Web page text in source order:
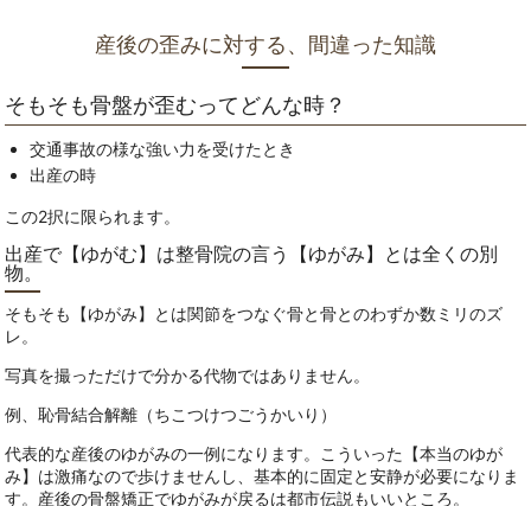
産後の歪みに対する、間違った知識
そもそも骨盤が歪むってどんな時？
交通事故の様な強い力を受けたとき
出産の時
この2択に限られます。
出産で【ゆがむ】は整骨院の言う【ゆがみ】とは全くの別
物。
そもそも【ゆがみ】とは関節をつなぐ骨と骨とのわずか数ミリのズ
レ。
写真を撮っただけで分かる代物ではありません。
例、恥骨結合解離（ちこつけつごうかいり）
代表的な産後のゆがみの一例になります。こういった【本当のゆが
み】は激痛なので歩けませんし、基本的に固定と安静が必要になりま
す。産後の骨盤矯正でゆがみが戻るは都市伝説もいいところ。